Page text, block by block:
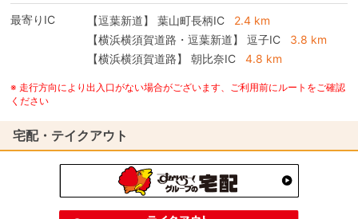
最寄りIC 【逗葉新道】 葉山町長柄IC
2.4 km
【横浜横須賀道路・逗葉新道】
逗子IC
3.8 km
【横浜横須賀道路】
朝比奈IC 4.8 km
※ 走行方向により出入口がない場合がございます、ご利用前にルートをご確認
ください
宅配・テイクアウト